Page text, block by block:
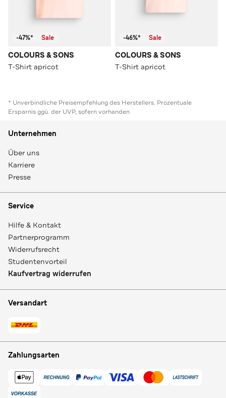
-47%* Sale
COLOURS & SONS
T-Shirt apricot
-46%* Sale
COLOURS & SONS
T-Shirt apricot
* Unverbindliche Preisempfehlung des Herstellers. Prozentuale
Ersparnis ggü. der UVP, sofern vorhanden
Unternehmen
Über uns
Karriere
Presse
Service
Hilfe & Kontakt
Partnerprogramm
Widerrufsrecht
Studentenvorteil
Kaufvertrag widerrufen
Versandart
Zahlungsarten